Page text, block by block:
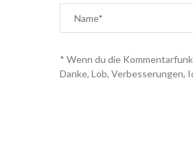
* Wenn du die
Danke, Lob, Verbesserungen,